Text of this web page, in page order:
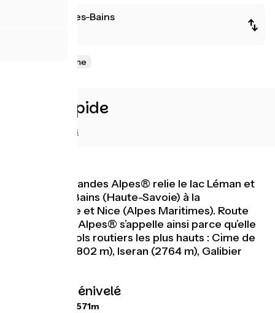
Thonon-les-Bains
Haute-Montagne
Accès rapide
Hébergements
Route des Grandes Alpes® relie le lac Léman et
Thonon-les-Bains (Haute-Savoie) à la
Méditerranée et Nice (Alpes Maritimes). Route
des Grandes Alpes® s’appelle ainsi parce qu’elle
franchit les cols routiers les plus hauts : Cime de
la Bonette (2802 m), Iseran (2764 m), Galibier
Pentes et dénivelé
44571m